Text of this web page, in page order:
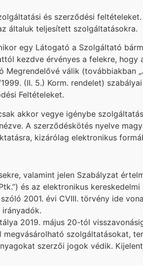
és szerződési
általuk teljesített szolgáltatásokra.
egy Látogató a Szolgáltató
kezdve érvényes a felekre,
válik (továbbiakban
(II. 5.) Korm. rendelet)
Feltételeket.
akkor vegye igénybe
A szerződéskötés nyelve
kizárólag elektronikus
valamint jelen Szabályzat
és az elektronikus
2001. évi CVIII. törvény ide
2019. május 20-tól
szolgáltatásokat,
szerzői jogok védik.